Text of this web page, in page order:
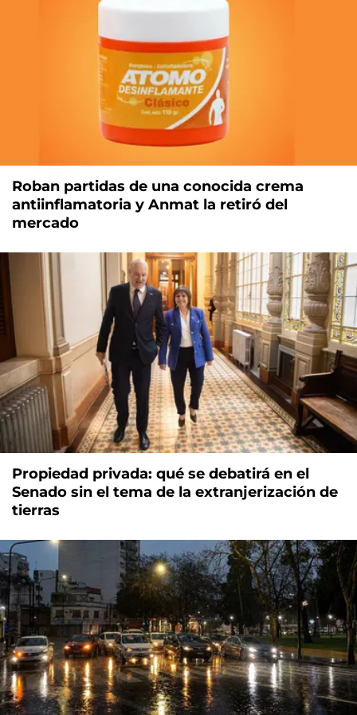
Roban partidas de una conocida crema
antiinflamatoria y Anmat la retiró del
mercado
Propiedad privada: qué se debatirá en el
Senado sin el tema de la extranjerización de
tierras